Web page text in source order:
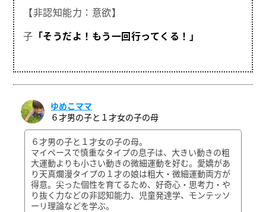
【非認知能力：意欲】
子 「そうだよ！もう一回行ってくる！」
ゆめこママ
６才男の子と１才女の子の母
６才男の子と１才女の子の母。
マイペースで慎重なタイプの息子は、大きい動きの粗
大運動よりも小さい動きの微細運動を好む。愛嬌があ
り天真爛漫タイプの１才の娘は粗大・微細運動両方が
得意。尖った個性を育てるため、好奇心・思考力・や
り抜く力などの非認知能力、児童発達学、モンテッソ
ーリ理論などを学ぶ。